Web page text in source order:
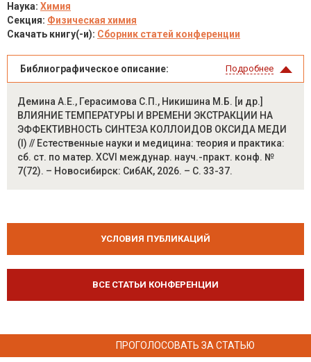
Наука: Химия
Секция: Физическая химия
Скачать книгу(-и): Сборник статей конференции
Библиографическое описание: Подробнее
Демина А.Е., Герасимова С.П., Никишина М.Б. [и др.]
ВЛИЯНИЕ ТЕМПЕРАТУРЫ И ВРЕМЕНИ ЭКСТРАКЦИИ НА
ЭФФЕКТИВНОСТЬ СИНТЕЗА КОЛЛОИДОВ ОКСИДА МЕДИ
(I) // Естественные науки и медицина: теория и практика:
сб. ст. по матер. XCVI междунар. науч.-практ. конф. №
7(72). – Новосибирск: СибАК, 2026. – С. 33-37.
УСЛОВИЯ ПУБЛИКАЦИЙ
ВСЕ СТАТЬИ КОНФЕРЕНЦИИ
ПРОГОЛОСОВАТЬ ЗА СТАТЬЮ